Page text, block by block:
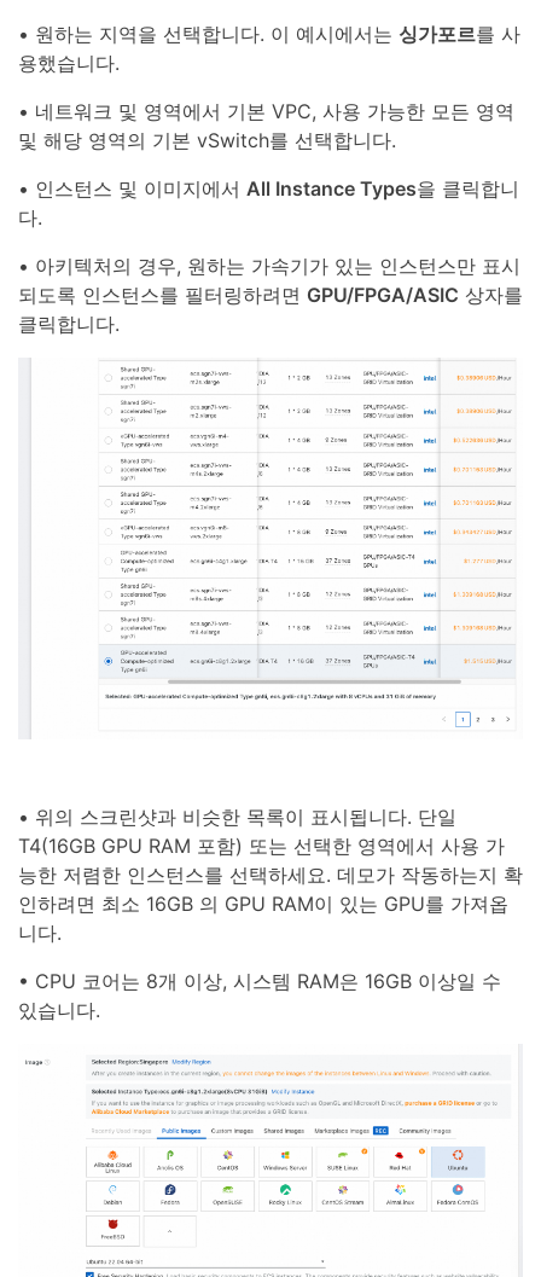
• 원하는 지역을 선택합니다. 이 예시에서는 싱가포르를 사
용했습니다.
• 네트워크 및 영역에서 기본 VPC, 사용 가능한 모든 영역
및 해당 영역의 기본 vSwitch를 선택합니다.
• 인스턴스 및 이미지에서 All Instance Types을 클릭합니
다.
• 아키텍처의 경우, 원하는 가속기가 있는 인스턴스만 표시
되도록 인스턴스를 필터링하려면 GPU/FPGA/ASIC 상자를
클릭합니다.
• 위의 스크린샷과 비슷한 목록이 표시됩니다. 단일
T4(16GB GPU RAM 포함) 또는 선택한 영역에서 사용 가
능한 저렴한 인스턴스를 선택하세요. 데모가 작동하는지 확
인하려면 최소 16GB 의 GPU RAM이 있는 GPU를 가져옵
니다.
• CPU 코어는 8개 이상, 시스템 RAM은 16GB 이상일 수
있습니다.